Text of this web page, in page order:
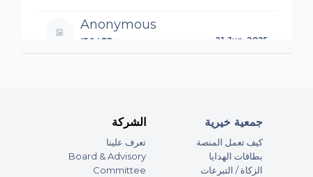
Anonymous
150AED 21-Jun-2025
Jelena Jakovljevic
21-Jun-2025
Tabrez
الشركة
تعرف علينا
Board & Advisory
Committee
جمعية خيرية
كيف تعمل المنصة
بطاقات الهدايا
الزكاة / التبرعات